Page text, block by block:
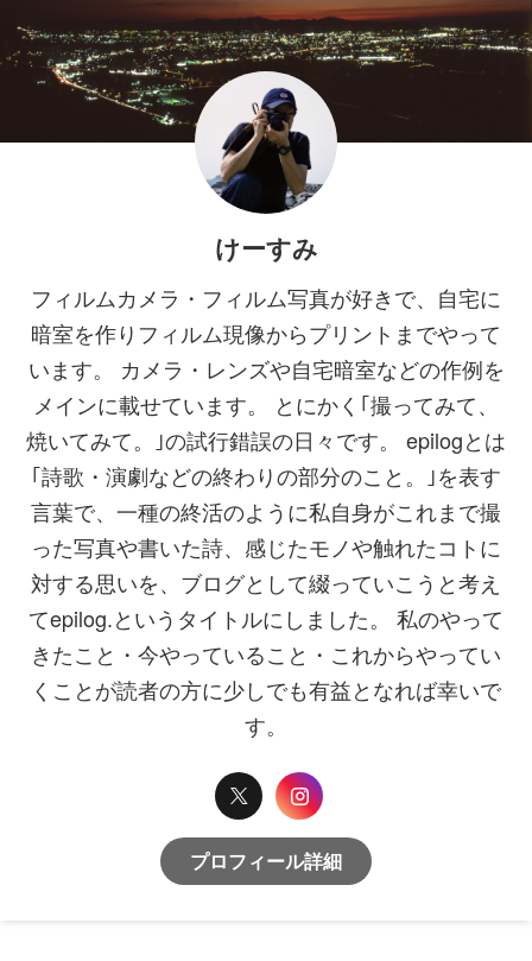
けーすみ
フィルムカメラ・フィルム写真が好きで、自宅に
暗室を作りフィルム現像からプリントまでやって
います。 カメラ・レンズや自宅暗室などの作例を
メインに載せています。 とにかく｢撮ってみて、
焼いてみて。｣の試行錯誤の日々です。 epilogとは
｢詩歌・演劇などの終わりの部分のこと。｣を表す
言葉で、一種の終活のように私自身がこれまで撮
った写真や書いた詩、感じたモノや触れたコトに
対する思いを、ブログとして綴っていこうと考え
てepilog.というタイトルにしました。 私のやって
きたこと・今やっていること・これからやってい
くことが読者の方に少しでも有益となれば幸いで
す。
プロフィール詳細